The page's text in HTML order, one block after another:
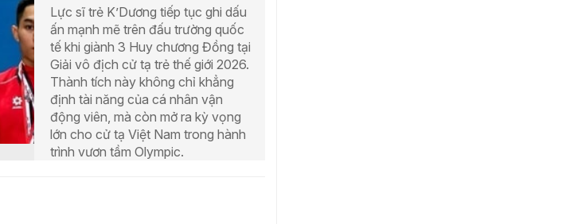
Lực sĩ trẻ K’Dương tiếp tục ghi dấu
ấn mạnh mẽ trên đấu trường quốc
tế khi giành 3 Huy chương Đồng tại
Giải vô địch cử tạ trẻ thế giới 2026.
Thành tích này không chỉ khẳng
định tài năng của cá nhân vận
động viên, mà còn mở ra kỳ vọng
lớn cho cử tạ Việt Nam trong hành
trình vươn tầm Olympic.